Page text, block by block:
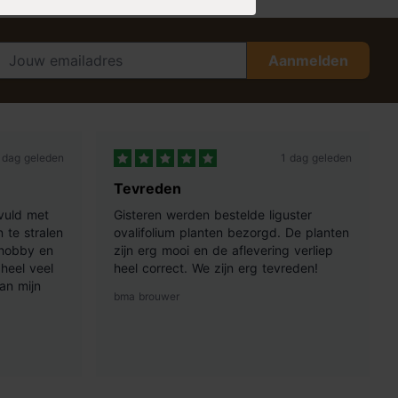
Aanmelden
dag geleden
met
te stralen
en
veel
mijn
1 dag geleden
Tevreden
Gisteren werden bestelde liguster
ovalifolium planten bezorgd. De planten
zijn erg mooi en de aflevering verliep
heel correct. We zijn erg tevreden!
bma brouwer